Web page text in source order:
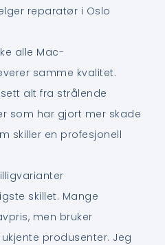
reparatør i Oslo
alle Mac-
samme kvalitet.
alt fra strålende
som har gjort mer skade
skiller en profesjonell
skillet. Mange
men bruker
produsenter. Jeg